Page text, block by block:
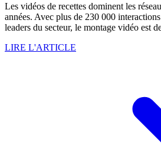
Les vidéos de recettes dominent les
années. Avec plus de 230 000
leaders du secteur, le montage vidéo est
LIRE L'ARTICLE